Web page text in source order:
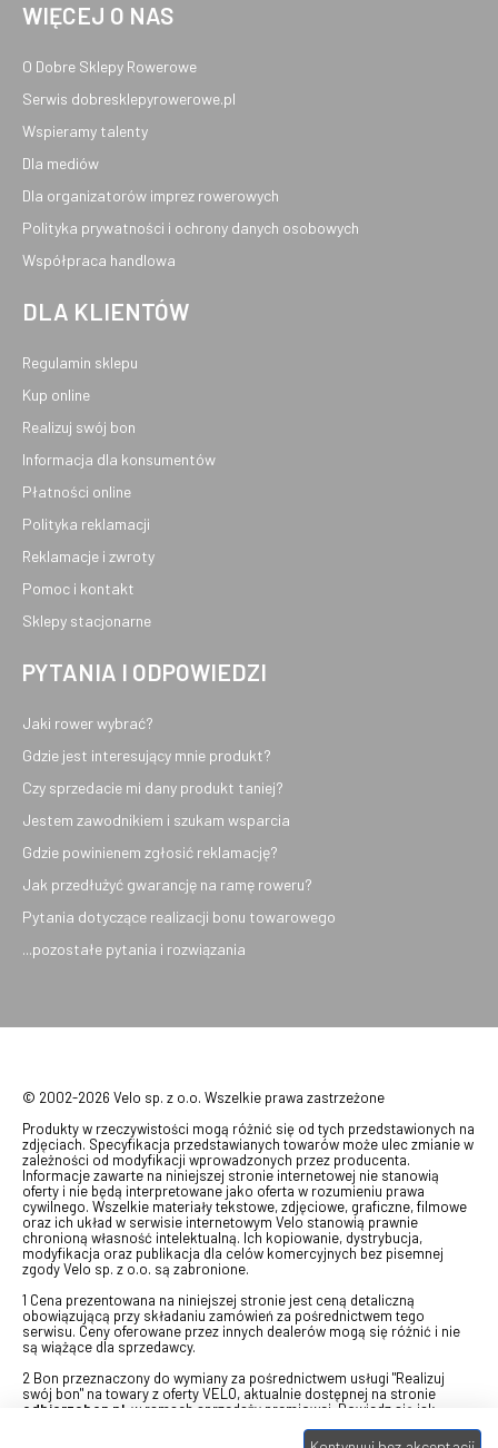
WIĘCEJ O NAS
O Dobre Sklepy Rowerowe
Serwis dobresklepyrowerowe.pl
Wspieramy talenty
Dla mediów
Dla organizatorów imprez rowerowych
Polityka prywatności i ochrony danych osobowych
Współpraca handlowa
DLA KLIENTÓW
Regulamin sklepu
Kup online
Realizuj swój bon
Informacja dla konsumentów
Płatności online
Polityka reklamacji
Reklamacje i zwroty
Pomoc i kontakt
Sklepy stacjonarne
PYTANIA I ODPOWIEDZI
Jaki rower wybrać?
Gdzie jest interesujący mnie produkt?
Czy sprzedacie mi dany produkt taniej?
Jestem zawodnikiem i szukam wsparcia
Gdzie powinienem zgłosić reklamację?
Jak przedłużyć gwarancję na ramę roweru?
Pytania dotyczące realizacji bonu towarowego
...pozostałe pytania i rozwiązania
© 2002-2026 Velo sp. z o.o. Wszelkie prawa zastrzeżone
Produkty w rzeczywistości mogą różnić się od tych przedstawionych na
zdjęciach. Specyfikacja przedstawianych towarów może ulec zmianie w
zależności od modyfikacji wprowadzonych przez producenta.
Informacje zawarte na niniejszej stronie internetowej nie stanowią
oferty i nie będą interpretowane jako oferta w rozumieniu prawa
cywilnego. Wszelkie materiały tekstowe, zdjęciowe, graficzne, filmowe
oraz ich układ w serwisie internetowym Velo stanowią prawnie
chronioną własność intelektualną. Ich kopiowanie, dystrybucja,
modyfikacja oraz publikacja dla celów komercyjnych bez pisemnej
zgody Velo sp. z o.o. są zabronione.
1 Cena prezentowana na niniejszej stronie jest ceną detaliczną
obowiązującą przy składaniu zamówień za pośrednictwem tego
serwisu. Ceny oferowane przez innych dealerów mogą się różnić i nie
są wiążące dla sprzedawcy.
2 Bon przeznaczony do wymiany za pośrednictwem usługi "Realizuj
swój bon" na towary z oferty VELO, aktualnie dostępnej na stronie
odbierzebon.pl , w ramach sprzedaży premiowej. Dowiedz się jak
stronie promocji. Prezentowana wartość
eBonu uwzględnia fakt wyrażenia - w procesie rejestracji wPanelu